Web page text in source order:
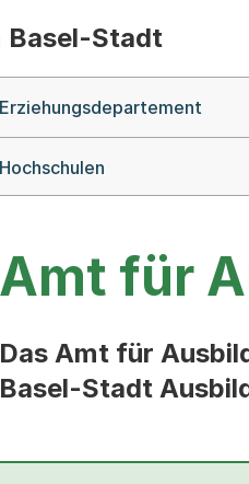
Basel-Stadt
Erziehungsdepartement
Hochschulen
Amt für
Das Amt für
Basel-Stadt